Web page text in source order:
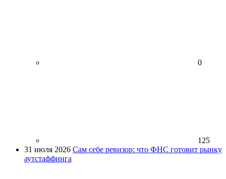
0
125
31 июля 2026 Сам себе ревизор: что ФНС готовит рынку
аутстаффинга